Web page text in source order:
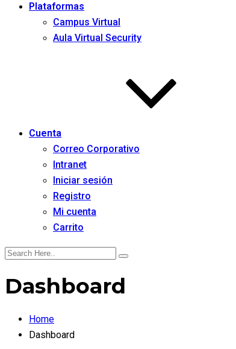
Plataformas
Campus Virtual
Aula Virtual Security
Cuenta
Correo Corporativo
Intranet
Iniciar sesión
Registro
Mi cuenta
Carrito
Dashboard
Home
Dashboard